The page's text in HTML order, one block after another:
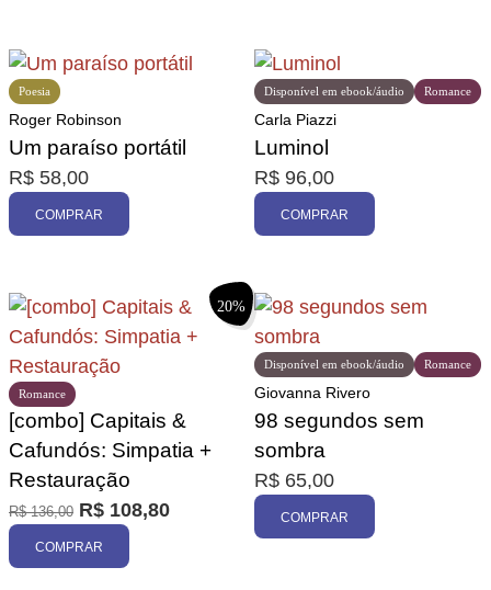
Poesia
Roger Robinson
Um paraíso portátil
R$ 58,00
COMPRAR
Disponível em ebook/áudio Romance
Carla Piazzi
Luminol
R$ 96,00
COMPRAR
20%
Romance
[combo] Capitais &
Cafundós: Simpatia +
Restauração
R$136,00 R$ 108,80
COMPRAR
Disponível em ebook/áudio Romance
Giovanna Rivero
98 segundos sem
sombra
R$ 65,00
COMPRAR